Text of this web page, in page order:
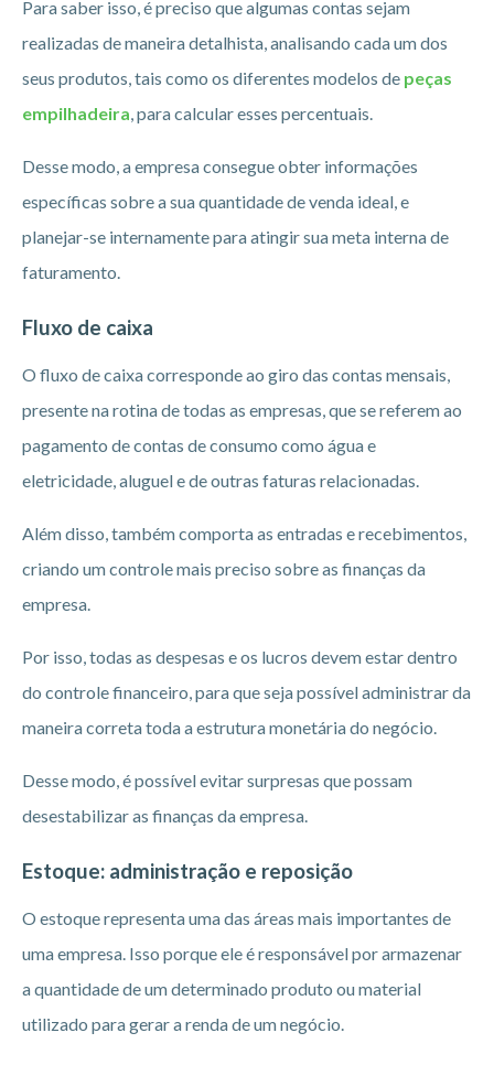
Para saber isso, é preciso que algumas contas sejam
realizadas de maneira detalhista, analisando cada um dos
seus produtos, tais como os diferentes modelos de peças
empilhadeira, para calcular esses percentuais.
Desse modo, a empresa consegue obter informações
específicas sobre a sua quantidade de venda ideal, e
planejar-se internamente para atingir sua meta interna de
faturamento.
Fluxo de caixa
O fluxo de caixa corresponde ao giro das contas mensais,
presente na rotina de todas as empresas, que se referem ao
pagamento de contas de consumo como água e
eletricidade, aluguel e de outras faturas relacionadas.
Além disso, também comporta as entradas e recebimentos,
criando um controle mais preciso sobre as finanças da
empresa.
Por isso, todas as despesas e os lucros devem estar dentro
do controle financeiro, para que seja possível administrar da
maneira correta toda a estrutura monetária do negócio.
Desse modo, é possível evitar surpresas que possam
desestabilizar as finanças da empresa.
Estoque: administração e reposição
O estoque representa uma das áreas mais importantes de
uma empresa. Isso porque ele é responsável por armazenar
a quantidade de um determinado produto ou material
utilizado para gerar a renda de um negócio.